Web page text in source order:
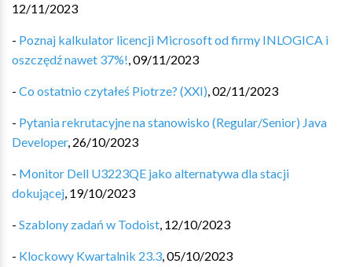
12/11/2023
- Poznaj kalkulator licencji Microsoft od firmy INLOGICA i
oszczędź nawet 37%!,09/11/2023
- Co ostatnio czytałeś Piotrze? (XXI),02/11/2023
- Pytania rekrutacyjne na stanowisko (Regular/Senior) Java
Developer, 26/10/2023
- Monitor Dell U3223QE jako alternatywa dla stacji
dokującej, 19/10/2023
- Szablony zadań w Todoist, 12/10/2023
- Klockowy Kwartalnik 23.3,05/10/2023